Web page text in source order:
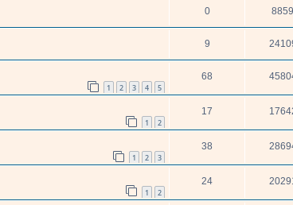
0 8859
9
1 2 3 4 5
68
1 2
17
1 2 3
38
1 2
24